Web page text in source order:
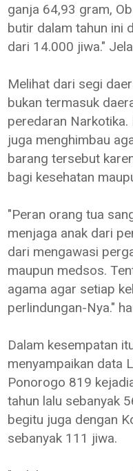
ganja 64,93 gram,
butir dalam tahun ini
dari 14.000 jiwa."
Melihat dari segi
bukan termasuk
peredaran
juga menghimbau
barang tersebut
bagi kesehatan
"Peran orang tua
menjaga anak dari
dari mengawasi
maupun medsos.
agama agar setiap
perlindungan-Nya."
Dalam kesempatan
menyampaikan data
Ponorogo 819
tahun lalu sebanyak
begitu juga dengan
sebanyak 111 jiwa.